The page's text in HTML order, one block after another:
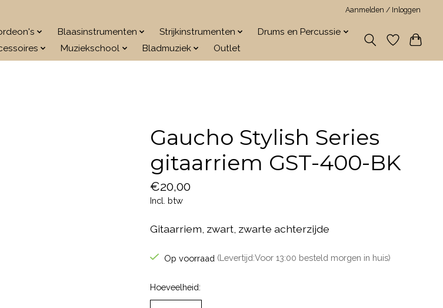
Aanmelden / Inloggen
Blaasinstrumenten Strijkinstrumenten
Drums en Percussie
Muziekschool Bladmuziek Outlet
Gaucho Stylish Series
gitaarriem GST-400-BK
€20,00
Incl. btw
Gitaarriem, zwart, zwarte achterzijde
Op voorraad (Levertijd:Voor 13:00 besteld morgen in huis)
Hoeveelheid: